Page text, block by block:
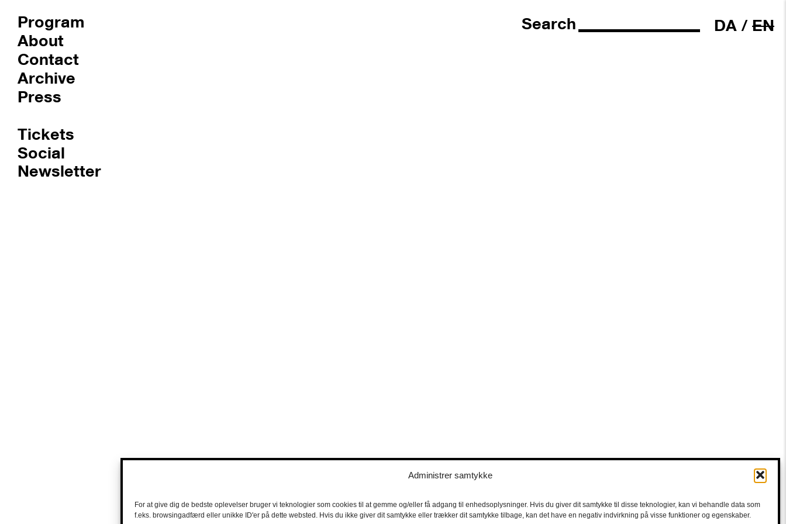
Administrer samtykke
For at give dig de bedste oplevelser bruger vi teknologier som cookies til at gemme og/eller få adgang til enhedsoplysninger. Hvis du giver dit samtykke til disse teknologier, kan vi behandle data som
f.eks. browsingadfærd eller unikke ID'er på dette websted. Hvis du ikke giver dit samtykke eller trækker dit samtykke tilbage, kan det have en negativ indvirkning på visse funktioner og egenskaber.
Program
About
Contact
Archive
Press
Tickets
Social
Newsletter
Search DA / EN